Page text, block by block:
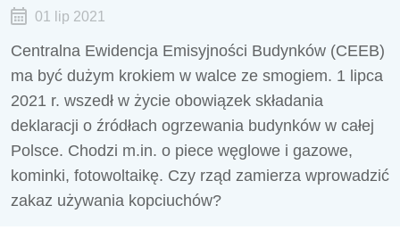
01 lip 2021
Centralna Ewidencja Emisyjności Budynków (CEEB)
ma być dużym krokiem w walce ze smogiem. 1 lipca
2021 r. wszedł w życie obowiązek składania
deklaracji o źródłach ogrzewania budynków w całej
Polsce. Chodzi m.in. o piece węglowe i gazowe,
kominki, fotowoltaikę. Czy rząd zamierza wprowadzić
zakaz używania kopciuchów?